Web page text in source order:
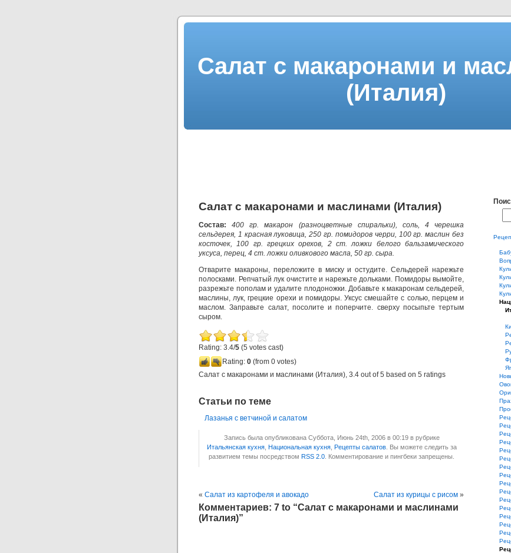
Салат с макаронами и
(Италия)
Салат с макаронами и маслинами (Италия)
Состав:400 гр. макарон (разноцветные спиральки), соль, 4 черешка
сельдерея, 1 красная луковица, 250 гр. помидоров черри, 100 гр. маслин без
косточек, 100 гр. грецких орехов, 2 ст. ложки белого бальзамического
уксуса, перец, 4 ст. ложки оливкового масла, 50 гр. сыра.
Отварите макароны, переложите в миску и остудите. Сельдерей нарежьте
полосками. Репчатый лук очистите и нарежьте дольками. Помидоры вымойте,
разрежьте пополам и удалите плодоножки. Добавьте к макаронам сельдерей,
маслины, лук, грецкие орехи и помидоры. Уксус смешайте с солью, перцем и
маслом. Заправьте салат, посолите и поперчите. сверху посыпьте тертым
сыром.
Rating: 3.4/5 (5 votes cast)
Rating: 0 (from 0 votes)
Салат с макаронами и маслинами (Италия), 3.4 out of5 based on 5 ratings
Статьи по теме
Лазанья с ветчиной и салатом
Запись была опубликована Суббота, Июнь 24th, 2006 в 00:19 в рубрике
Итальянская кухня, Национальная кухня, Рецепты салатов. Вы можете следить за
развитием темы посредством RSS 2.0 . Комментирование и пингбеки запрещены.
« Салат из картофеля и авокадо Салат из курицы с рисом »
Комментариев: 7 to “Салат с макаронами и маслинами
(Италия)”